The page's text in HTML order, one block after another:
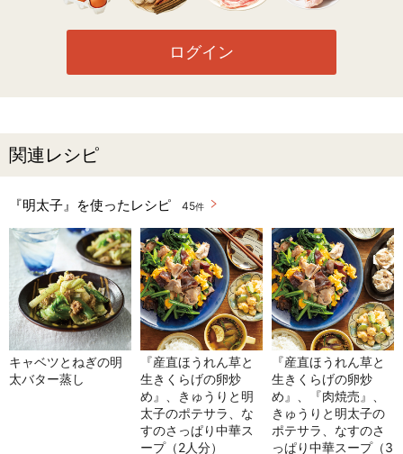
ログイン
関連レシピ
『明太子』を使ったレシピ 45件
キャベツとねぎの明
太バター蒸し
『産直ほうれん草と
生きくらげの卵炒
め』、きゅうりと明
太子のポテサラ、な
すのさっぱり中華ス
ープ（2人分）
『産直ほうれん草と
生きくらげの卵炒
め』、『肉焼売』、
きゅうりと明太子の
ポテサラ、なすのさ
っぱり中華スープ（3